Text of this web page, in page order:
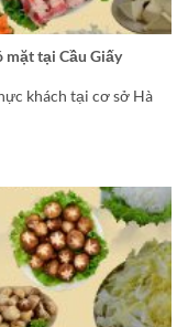
mặt tại Cầu Giấy
khách tại cơ sở Hà